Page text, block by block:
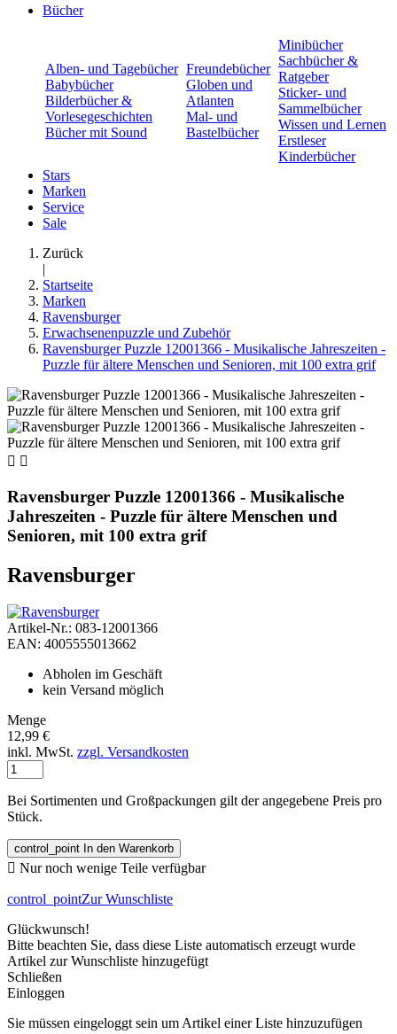
Bücher
Alben- und Tagebücher
Babybücher
Bilderbücher &
Vorlesegeschichten
Bücher mit Sound
Freundebücher
Globen und
Atlanten
Mal- und
Bastelbücher
Minibücher
Sachbücher &
Ratgeber
Sticker- und
Sammelbücher
Wissen und Lernen
Erstleser
Kinderbücher
Stars
Marken
Service
Sale
Zurück
|
Startseite
Marken
Ravensburger
Erwachsenenpuzzle und Zubehör
Ravensburger Puzzle 12001366 - Musikalische Jahreszeiten -
Puzzle für ältere Menschen und Senioren, mit 100 extra grif
 
Ravensburger Puzzle 12001366 - Musikalische
Jahreszeiten - Puzzle für ältere Menschen und
Senioren, mit 100 extra grif
Ravensburger
Artikel-Nr.: 083-12001366
EAN: 4005555013662
Abholen im Geschäft
kein Versand möglich
Menge
12,99 €
inkl. MwSt. zzgl. Versandkosten
Bei Sortimenten und Großpackungen gilt der angegebene Preis pro
Stück.
control_point In den Warenkorb
 Nur noch wenige Teile verfügbar
control_pointZur Wunschliste
Glückwunsch!
Bitte beachten Sie, dass diese Liste automatisch erzeugt wurde
Artikel zur Wunschliste hinzugefügt
Schließen
Einloggen
Sie müssen eingeloggt sein um Artikel einer Liste hinzuzufügen